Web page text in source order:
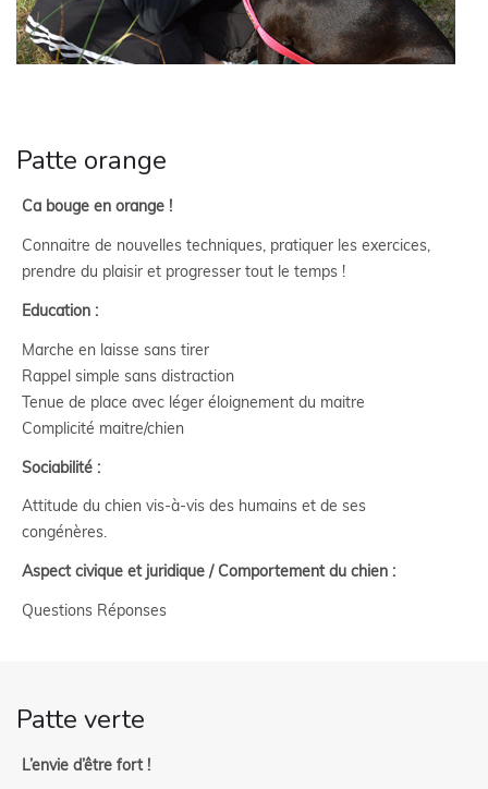
Patte orange
Ca bouge en orange !
Connaitre de nouvelles techniques, pratiquer les exercices,
prendre du plaisir et progresser tout le temps !
Education :
Marche en laisse sans tirer
Rappel simple sans distraction
Tenue de place avec léger éloignement du maitre
Complicité maitre/chien
Sociabilité :
Attitude du chien vis-à-vis des humains et de ses
congénères.
Aspect civique et juridique / Comportement du chien :
Questions Réponses
Patte verte
L’envie d’être fort !